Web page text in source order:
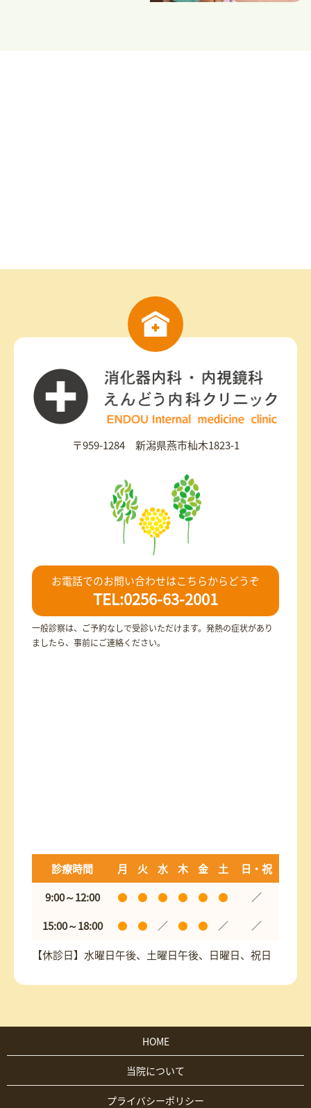
〒959-1284 新潟県燕市杣木1823-1
お電話でのお問い合わせはこちらからどうぞ
TEL:0256-63-2001
一般診察は、ご予約なしで受診いただけます。発熱の症状があり
ましたら、事前にご連絡ください。
診療時間 月 火 水 木 金 土
日・祝
9:00～12:00
／
15:00～18:00
／ ／
／
【休診日】水曜日午後、土曜日午後、日曜日、祝日
HOME
当院について
プライバシーポリシー